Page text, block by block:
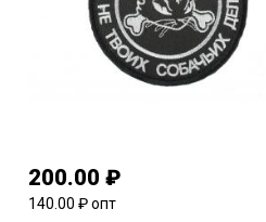
200.00 ₽
140.00 ₽ опт